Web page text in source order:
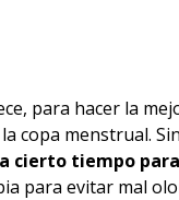
para hacer la
copa menstrual.
cierto tiempo
para evitar mal